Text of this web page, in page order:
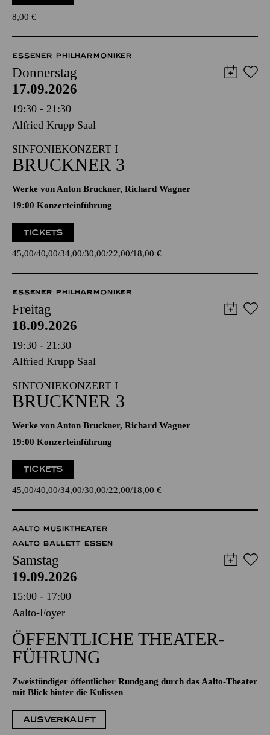
8,00 €
ESSENER PHILHARMONIKER
Donnerstag
17.09.2026
19:30 - 21:30
Alfried Krupp Saal
SINFONIEKONZERT I
BRUCKNER 3
Werke von Anton Bruckner, Richard Wagner
19:00 Konzerteinführung
TICKETS
45,00 40,00 34,00 30,00 22,00 18,00 €
ESSENER PHILHARMONIKER
Freitag
18.09.2026
19:30 - 21:30
Alfried Krupp Saal
SINFONIEKONZERT I
BRUCKNER 3
Werke von Anton Bruckner, Richard Wagner
19:00 Konzerteinführung
TICKETS
45,00 40,00 34,00 30,00 22,00 18,00 €
AALTO MUSIKTHEATER
AALTO BALLETT ESSEN
Samstag
19.09.2026
15:00 - 17:00
Aalto-Foyer
ÖFFENTLICHE THEATER­
FÜHRUNG
Zweistündiger öffentlicher Rundgang durch das Aalto-Theater
mit Blick hinter die Kulissen
AUSVERKAUFT